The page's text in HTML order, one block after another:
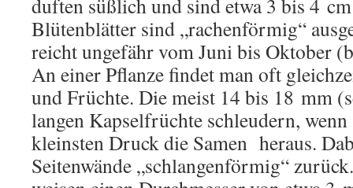
duften süßlich und sind etwa 3 bis 4
Blütenblätter sind „rachenförmig“
reicht ungefähr vom Juni bis Oktober
An einer Pflanze findet man oft
und Früchte. Die meist 14 bis 18 mm
langen Kapselfrüchte schleudern,
kleinsten Druck die Samen heraus.
Seitenwände „schlangenförmig“